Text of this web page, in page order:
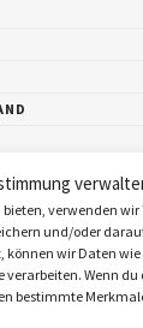
verwenden wir
und/oder
wir Daten
verarbeiten. Wenn
bestimmte